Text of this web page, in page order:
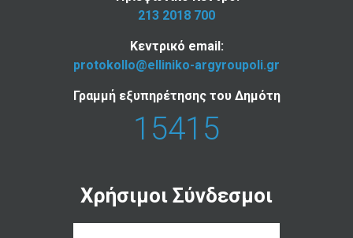
213 2018 700
Κεντρικό email:
protokollo@elliniko-argyroupoli.gr
Γραμμή εξυπηρέτησης του Δημότη
15415
Χρήσιμοι Σύνδεσμοι